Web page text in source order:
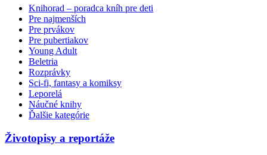
Knihorad – poradca kníh pre deti
Pre najmenších
Pre prvákov
Pre pubertiakov
Young Adult
Beletria
Rozprávky
Sci-fi, fantasy a komiksy
Leporelá
Náučné knihy
Ďalšie kategórie
Životopisy a reportáže